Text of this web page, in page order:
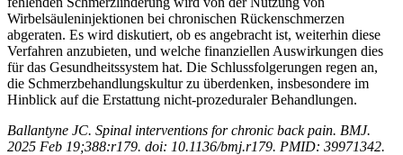
Wirbelsäuleninjektionen bei chronischen Rückenschmerzen
abgeraten. Es wird diskutiert, ob es angebracht ist, weiterhin diese
Verfahren anzubieten, und welche finanziellen Auswirkungen dies
für das Gesundheitssystem hat. Die Schlussfolgerungen regen an,
die Schmerzbehandlungskultur zu überdenken, insbesondere im
Hinblick auf die Erstattung nicht-prozeduraler Behandlungen.
Ballantyne JC. Spinal interventions for chronic back pain. BMJ.
2025 Feb 19;388:r179. doi: 10.1136/bmj.r179. PMID: 39971342.